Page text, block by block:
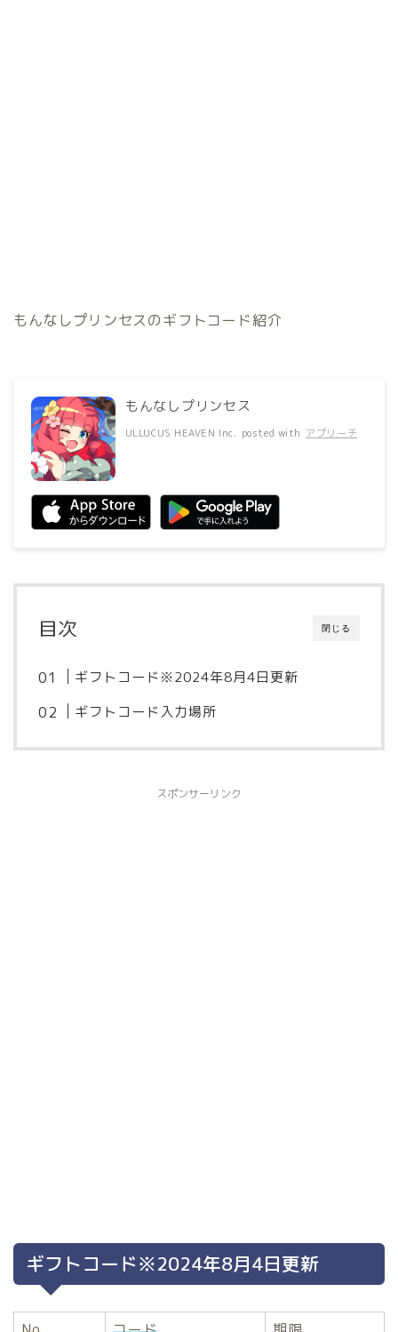
もんなしプリンセスのギフトコード紹介
もんなしプリンセス
ULLUCUS HEAVEN Inc. posted with アプリーチ
閉じる
目次
ギフトコード※2024年8月4日更新
ギフトコード入力場所
スポンサーリンク
ギフトコード※2024年8月4日更新